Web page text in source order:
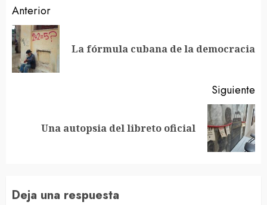
Sigue
leyendo
Anterior
La fórmula cubana de la democracia
Siguiente
SiguienteUna autopsia del libreto oficial
Deja una respuesta